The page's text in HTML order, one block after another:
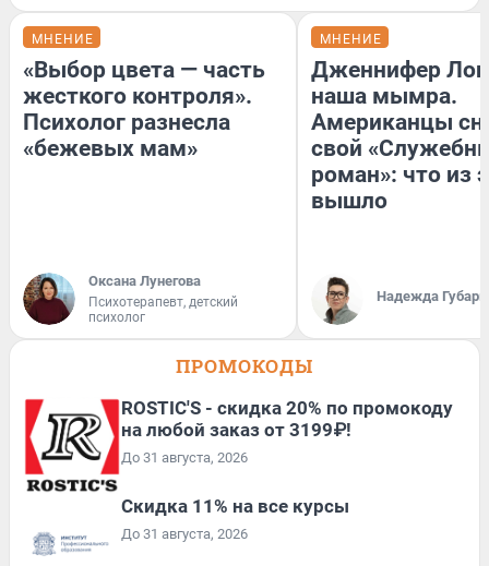
МНЕНИЕ
«Выбор цвета — часть
жесткого контроля».
Психолог разнесла
«бежевых мам»
Оксана Лунегова
Психотерапевт, детский
психолог
МНЕНИЕ
Дженнифер
наша мымра.
Американцы
свой
роман»: что из
вышло
Надежда Губарь
ПРОМОКОДЫ
ROSTIC'S - скидка 20% по промокоду
на любой заказ от 3199₽!
До 31 августа, 2026
Скидка 11% на все курсы
До 31 августа, 2026